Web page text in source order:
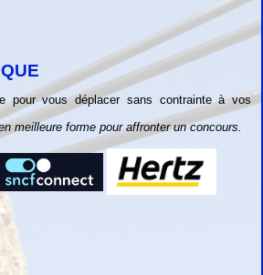
pour vous déplacer sans contrainte à vos
meilleure forme pour affronter un concours.